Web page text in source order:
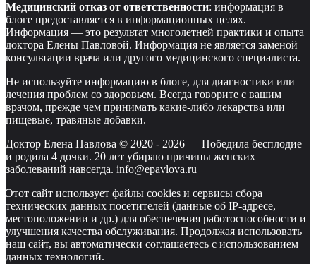
Медицинский отказ от ответственности: информация в
блоге предоставляется в информационных целях.
Информация — это результат многолетней практики и опыта
доктора Елены Павловой. Информация не является заменой
консультации врача или другого медицинского специалиста.
Не используйте информацию в блоге, для диагностики или
лечения проблем со здоровьем. Всегда говорите с вашим
врачом, прежде чем принимать какие-либо лекарства или
пищевые, травяные добавки.
Доктор Елена Павлова © 2020 - 2026 — Победила бесплодие
и родила 4 дочки. 20 лет убираю причины женских
заболеваний навсегда. info@epavlova.ru
Этот сайт использует файлы cookies и сервисы сбора
технических данных посетителей (данные об IP-адресе,
местоположении и др.) для обеспечения работоспособности и
улучшения качества обслуживания. Продолжая использовать
наш сайт, вы автоматически соглашаетесь с использованием
данных технологий.